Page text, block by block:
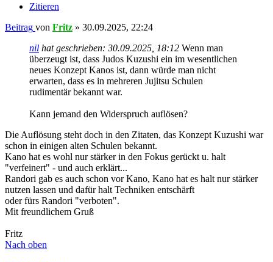
Zitieren
Beitrag von Fritz » 30.09.2025, 22:24
nil hat geschrieben: 30.09.2025, 18:12 Wenn man
überzeugt ist, dass Judos Kuzushi ein im wesentlichen
neues Konzept Kanos ist, dann würde man nicht
erwarten, dass es in mehreren Jujitsu Schulen
rudimentär bekannt war.
Kann jemand den Widerspruch auflösen?
Die Auflösung steht doch in den Zitaten, das Konzept Kuzushi war
schon in einigen alten Schulen bekannt.
Kano hat es wohl nur stärker in den Fokus gerückt u. halt
"verfeinert" - und auch erklärt...
Randori gab es auch schon vor Kano, Kano hat es halt nur stärker
nutzen lassen und dafür halt Techniken entschärft
oder fürs Randori "verboten".
Mit freundlichem Gruß
Fritz
Nach oben